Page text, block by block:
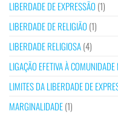
LIBERDADE DE EXPRESSÃO (1)
LIBERDADE DE RELIGIÃO (1)
LIBERDADE RELIGIOSA(4)
LIGAÇÃO EFETIVA À COMUNIDADE
LIMITES DA LIBERDADE DE
MARGINALIDADE(1)